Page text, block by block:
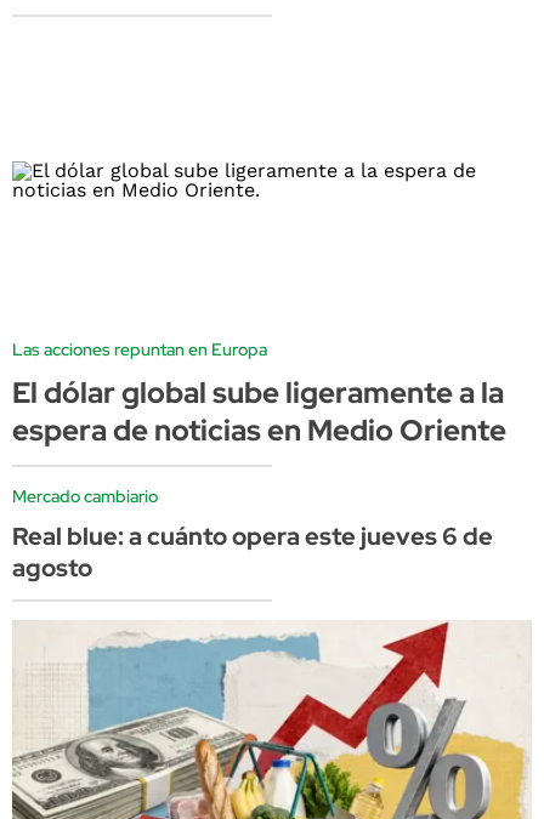
Las acciones repuntan en Europa
El dólar global sube ligeramente a la
espera de noticias en Medio Oriente
Mercado cambiario
Real blue: a cuánto opera este jueves 6 de
agosto